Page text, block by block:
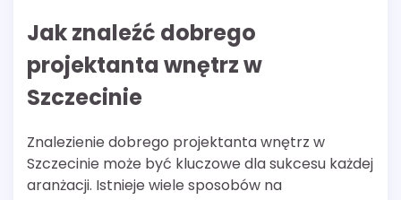
Jak znaleźć dobrego
projektanta wnętrz w
Szczecinie
Znalezienie dobrego projektanta wnętrz w
Szczecinie może być kluczowe dla sukcesu każdej
aranżacji. Istnieje wiele sposobów na